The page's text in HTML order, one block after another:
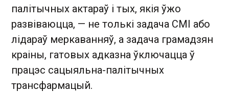
палітычных актараў і тых, якія ўжо
развіваюцца, — не толькі задача СМІ або
лідараў меркаванняў, а задача грамадзян
краіны, гатовых адказна ўключацца ў
працэс сацыяльна-палітычных
трансфармацый.